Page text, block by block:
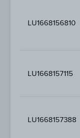
LU1668156810
LU1668157115
LU1668157388